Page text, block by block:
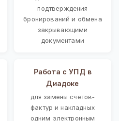
подтверждения
бронирований и обмена
закрывающими
документами
Работа с УПД в
Диадоке
для замены счетов-
фактур и накладных
одним электронным